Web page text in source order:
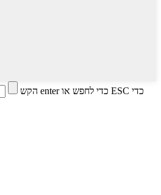
הקש enter כדי לחפש או ESC כדי